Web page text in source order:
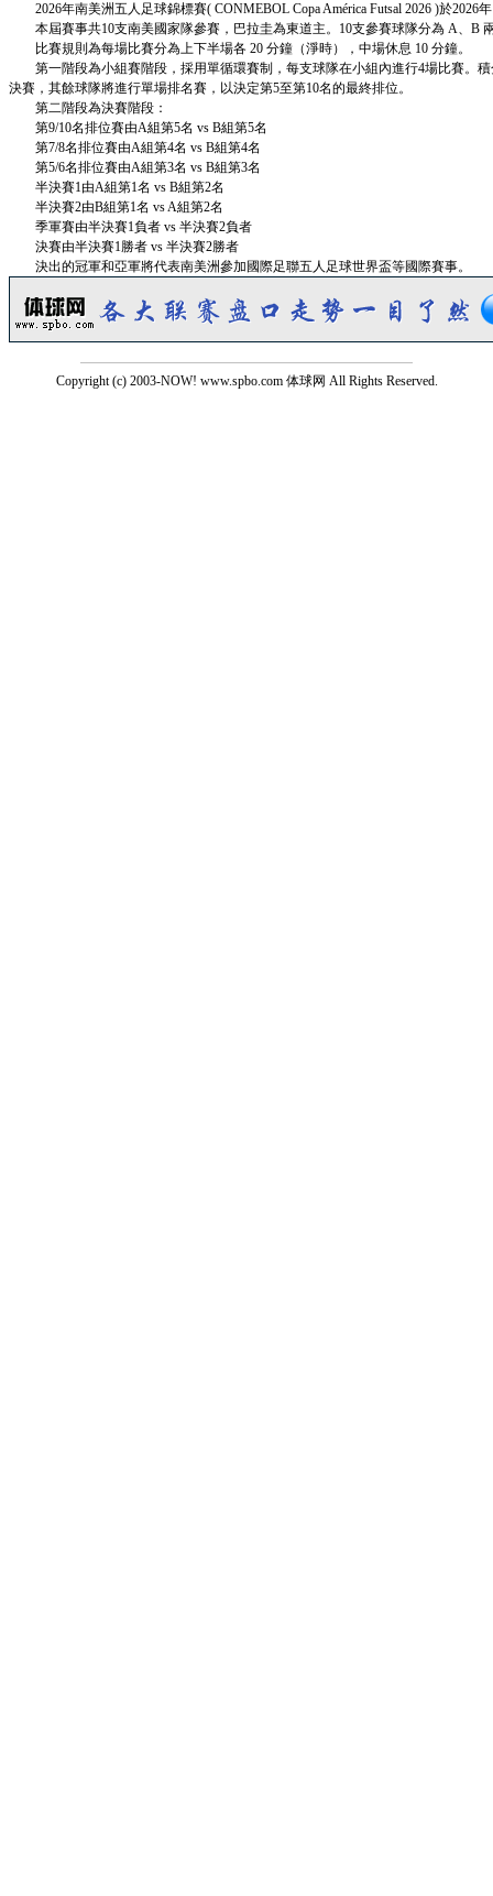
2026年南美洲五人足球錦標賽( CONMEBOL Copa América Futsal 2026 )於2026
本屆賽事共10支南美國家隊參賽，巴拉圭為東道主。10支參賽球隊分為 A、B
比賽規則為每場比賽分為上下半場各 20 分鐘（淨時），中場休息 10 分鐘。
第一階段為小組賽階段，採用單循環賽制，每支球隊在小組內進行4場比賽。
決賽，其餘球隊將進行單場排名賽，以決定第5至第10名的最終排位。
第二階段為決賽階段：
第9/10名排位賽由A組第5名 vs B組第5名
第7/8名排位賽由A組第4名 vs B組第4名
第5/6名排位賽由A組第3名 vs B組第3名
半決賽1由A組第1名 vs B組第2名
半決賽2由B組第1名 vs A組第2名
季軍賽由半決賽1負者 vs 半決賽2負者
決賽由半決賽1勝者 vs 半決賽2勝者
決出的冠軍和亞軍將代表南美洲參加國際足聯五人足球世界盃等國際賽事。
Copyright (c) 2003-NOW! www.spbo.com 体球网 All Rights Reserved.